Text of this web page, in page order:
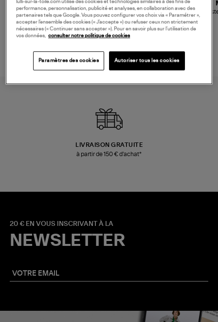
480,00 €
JEROME DREYFUSS
Sac Bobi S Cuir Lamé
Champagne
189,00 €
TORAL
Mocassins Killian Sport
Mousse
LIVRAISON GRATUITE
à partir de 150 € d'achat*
20 € EN VOUS INSCRIVANT À LA
NEWSLETTER
lulli-sur-la-toile.com utilise des cookies et technologies similaires à des fins de
performance, personnalisation, publicité et analyses, en collaboration avec des
partenaires tels que Google. Vous pouvez configurer vos choix via « Paramétrer »,
accepter l’ensemble des cookies (« J’accepte ») ou refuser ceux non strictement
nécessaires (« Continuer sans accepter »). Pour en savoir plus sur l’utilisation de
vos données, consulter notre politique de cookies
Paramètres des cookies Autoriser tous les cookies